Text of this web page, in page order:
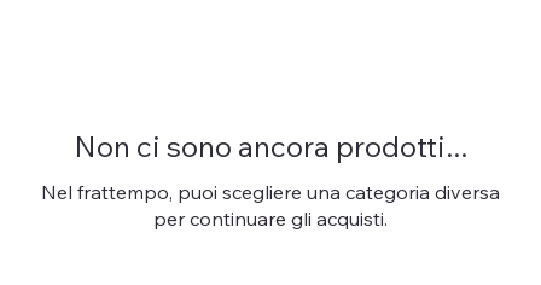
Non ci sono ancora prodotti...
Nel frattempo, puoi scegliere una categoria diversa
per continuare gli acquisti.